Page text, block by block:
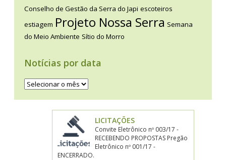
Conselho de Gestão da Serra do Japi escoteiros
estiagem Projeto Nossa Serra Semana
do Meio Ambiente Sítio do Morro
Notícias por data
Notícias
LICITAÇÕES
Convite Eletrônico nº 003/17 -
RECEBENDO PROPOSTAS Pregão
Eletrônico nº 001/17 -
ENCERRADO.